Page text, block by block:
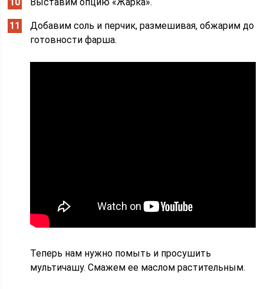
Добавим соль и перчик, размешивая, обжарим до
готовности фарша.
Теперь нам нужно помыть и просушить
мультичашу. Смажем ее маслом растительным.